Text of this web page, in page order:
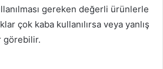
gereken değerli ürünlerle
çok kaba kullanılırsa veya yanlış
görebilir.